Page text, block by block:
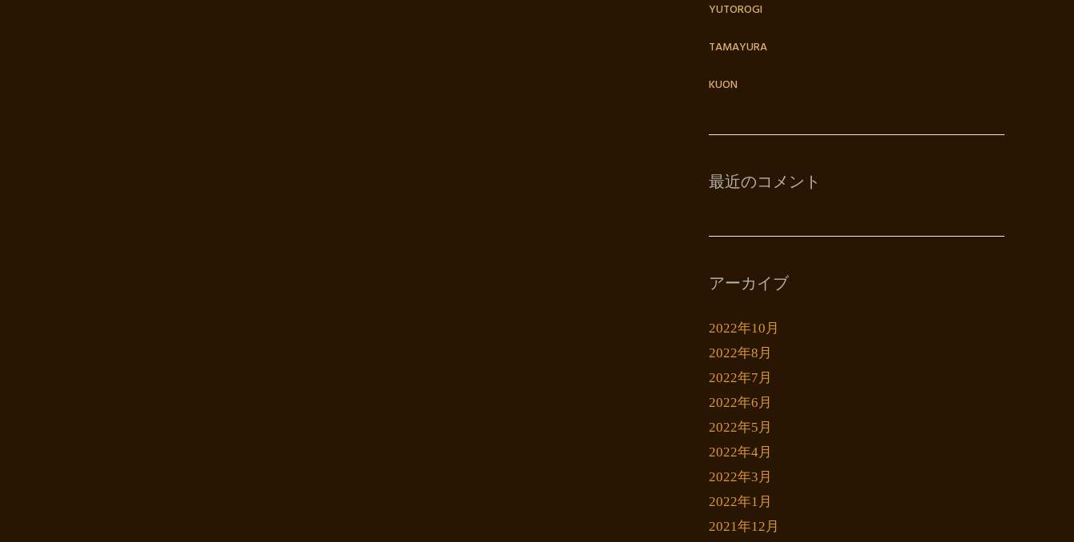
YUTOROGI
TAMAYURA
KUON
最近のコメント
アーカイブ
2022年10月
2022年8月
2022年7月
2022年6月
2022年5月
2022年4月
2022年3月
2022年1月
2021年12月